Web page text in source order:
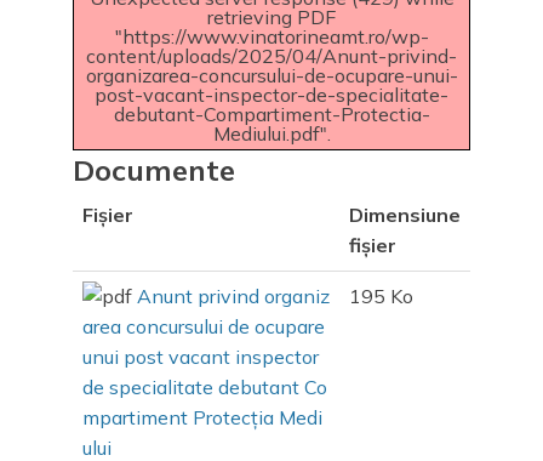
retrieving PDF
"https://www.vinatorineamt.ro/wp-
content/uploads/2025/04/Anunt-privind-
organizarea-concursului-de-ocupare-unui-
post-vacant-inspector-de-specialitate-
debutant-Compartiment-Protectia-
Mediului.pdf".
Documente
Fișier
Dimensiune
fișier
Anunt privind organiz
area concursului de ocupare
unui post vacant inspector
de specialitate debutant Co
mpartiment Protecția Medi
ului
195 Ko